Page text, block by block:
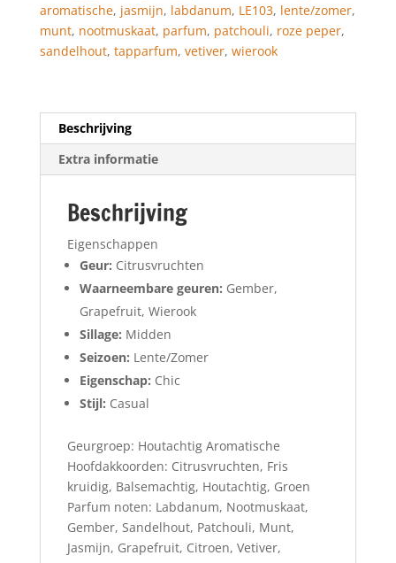
aromatische, jasmijn, labdanum, LE103, lente/zomer,
munt, nootmuskaat, parfum, patchouli, roze peper,
sandelhout, tapparfum, vetiver, wierook
Beschrijving
Extra informatie
Beschrijving
Eigenschappen
Geur: Citrusvruchten
Waarneembare geuren: Gember,
Grapefruit, Wierook
Sillage: Midden
Seizoen: Lente/Zomer
Eigenschap: Chic
Stijl: Casual
Geurgroep: Houtachtig Aromatische
Hoofdakkoorden: Citrusvruchten, Fris
kruidig, Balsemachtig, Houtachtig, Groen
Parfum noten: Labdanum, Nootmuskaat,
Gember, Sandelhout, Patchouli, Munt,
Jasmijn, Grapefruit, Citroen, Vetiver,